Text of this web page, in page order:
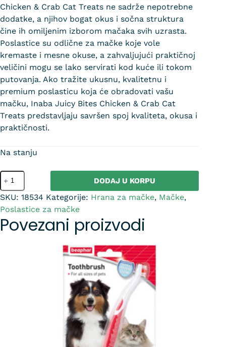
Chicken & Crab Cat Treats ne sadrže nepotrebne
dodatke, a njihov bogat okus i sočna struktura
čine ih omiljenim izborom mačaka svih uzrasta.
Poslastice su odlične za mačke koje vole
kremaste i mesne okuse, a zahvaljujući praktičnoj
veličini mogu se lako servirati kod kuće ili tokom
putovanja. Ako tražite ukusnu, kvalitetnu i
premium poslasticu koja će obradovati vašu
mačku, Inaba Juicy Bites Chicken & Crab Cat
Treats predstavljaju savršen spoj kvaliteta, okusa i
praktičnosti.
Na stanju
DODAJ U KORPU
SKU: 18534 Kategorije: Hrana za mačke, Mačke,
Poslastice za mačke
Povezani proizvodi